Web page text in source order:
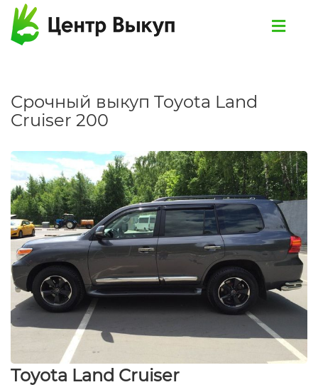
Срочный выкуп Toyota Land
Cruiser 200
Toyota Land Cruiser